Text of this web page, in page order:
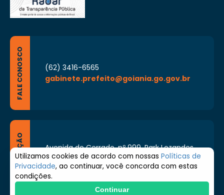
FALE CONOSCO
(62) 3416-6565
gabinete.prefeito@goiania.go.gov.br
LOCALIZAÇÃO
Avenida do Cerrado, nº 999, Park Lozandes,
Goiânia - Goiás CEP: 74884-092
Segunda à Sexta de 8h às 17h
Utilizamos cookies de acordo com nossas Políticas de
Privacidade, ao continuar, você concorda com estas
condições.
Continuar